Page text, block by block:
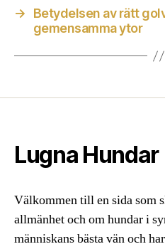
→
Betydelsen av rätt
gemensamma ytor
Lugna Hundar
Välkommen till en sida som
allmänhet och om hundar i
människans bästa vän och